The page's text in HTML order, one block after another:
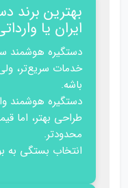
بهترین برند
ایران یا
دستگیره هوشمند
خدمات سریع‌تر،
باشه.
دستگیره هوشمند
طراحی بهتر، اما
محدودتر.
انتخاب بستگی به